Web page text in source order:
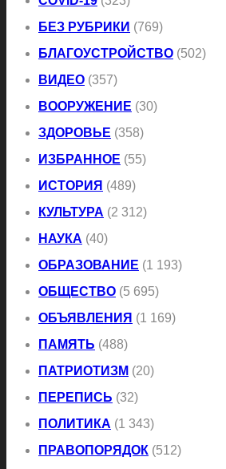
БЕЗ РУБРИКИ (769)
БЛАГОУСТРОЙСТВО (502)
ВИДЕО (357)
ВООРУЖЕНИЕ (30)
ЗДОРОВЬЕ (358)
ИЗБРАННОЕ (55)
ИСТОРИЯ (489)
КУЛЬТУРА (2 312)
НАУКА (40)
ОБРАЗОВАНИЕ (1 193)
ОБЩЕСТВО (5 695)
ОБЪЯВЛЕНИЯ (1 169)
ПАМЯТЬ (488)
ПАТРИОТИЗМ (20)
ПЕРЕПИСЬ (32)
ПОЛИТИКА (1 343)
ПРАВОПОРЯДОК (512)